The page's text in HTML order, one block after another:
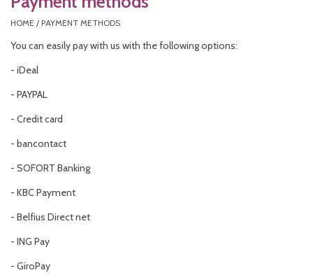
HOME / PAYMENT METHODS
You can easily pay with us with the following options:
- iDeal
- PAYPAL
- Credit card
- bancontact
- SOFORT Banking
- KBC Payment
- Belfius Direct net
- ING Pay
- GiroPay